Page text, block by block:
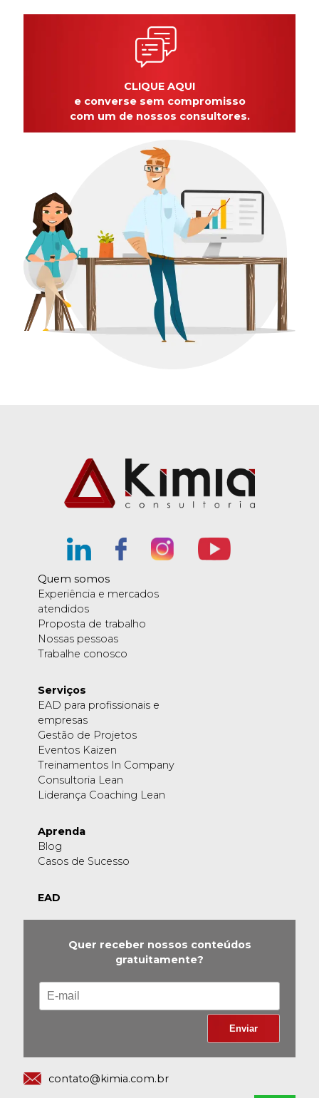
CLIQUE AQUI
e converse sem compromisso
com um de nossos consultores.
Quem somos
Experiência e mercados
atendidos
Proposta de trabalho
Nossas pessoas
Trabalhe conosco
Serviços
EAD para profissionais e
empresas
Gestão de Projetos
Eventos Kaizen
Treinamentos In Company
Consultoria Lean
Liderança Coaching Lean
Aprenda
Blog
Casos de Sucesso
EAD
Quer receber nossos conteúdos
gratuitamente?
contato@kimia.com.br